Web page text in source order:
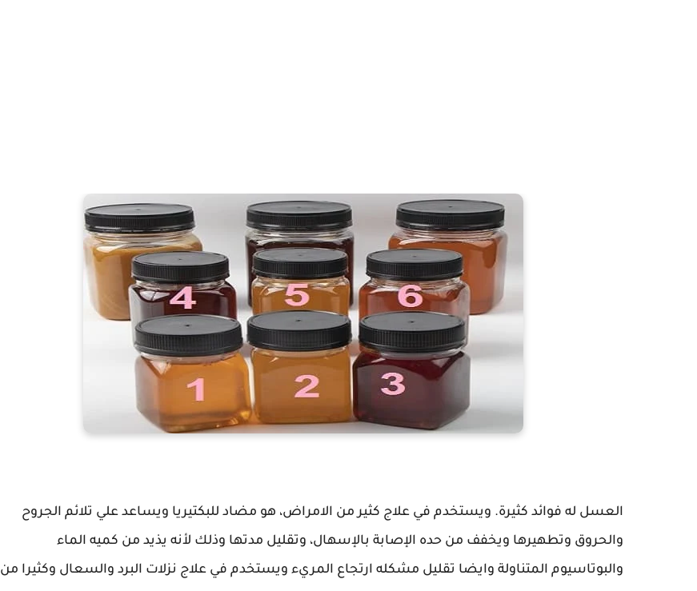
العسل له فوائد كثيرة. ويستخدم في علاج كثير من الامراض، هو مضاد للبكتيريا ويساعد علي تلائم الجروح
والحروق وتطهيرها ويخفف من حده الإصابة بالإسهال، وتقليل مدتها وذلك لأنه يذيد من كميه الماء
والبوتاسيوم المتناولة وايضا تقليل مشكله ارتجاع المريء ويستخدم في علاج نزلات البرد والسعال وكثيرا من